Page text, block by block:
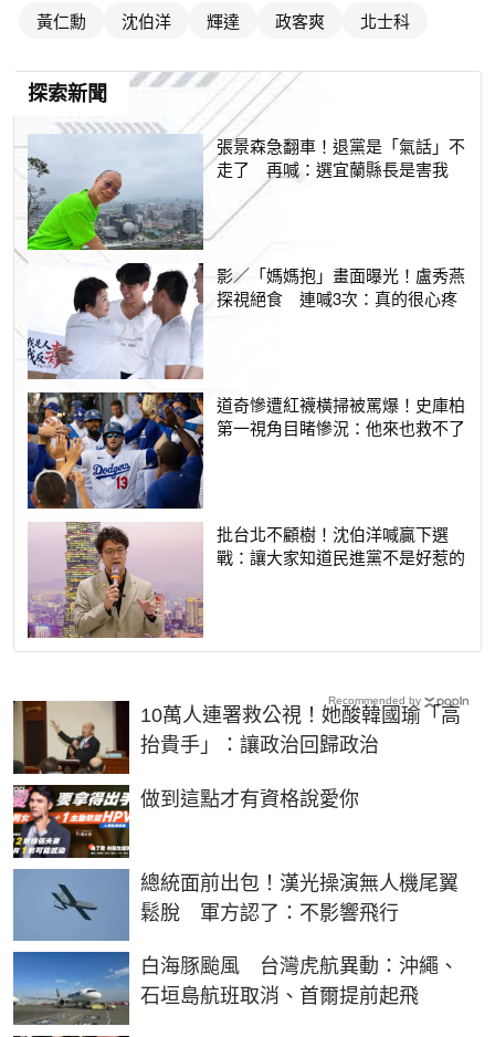
黃仁勳 沈伯洋 輝達 政客爽 北士科
探索新聞
張景森急翻車！退黨是「氣話」不
走了 再喊：選宜蘭縣長是害我
影／「媽媽抱」畫面曝光！盧秀燕
探視絕食 連喊3次：真的很心疼
道奇慘遭紅襪橫掃被罵爆！史庫柏
第一視角目睹慘況：他來也救不了
批台北不顧樹！沈伯洋喊贏下選
戰：讓大家知道民進黨不是好惹的
10萬人連署救公視！她酸韓國瑜「高
抬貴手」：讓政治回歸政治
做到這點才有資格說愛你
PR
總統面前出包！漢光操演無人機尾翼
鬆脫 軍方認了：不影響飛行
白海豚颱風 台灣虎航異動：沖繩、
石垣島航班取消、首爾提前起飛
Recommended by